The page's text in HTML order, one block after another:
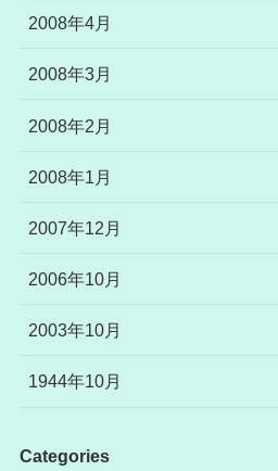
2008年4月
2008年3月
2008年2月
2008年1月
2007年12月
2006年10月
2003年10月
1944年10月
Categories